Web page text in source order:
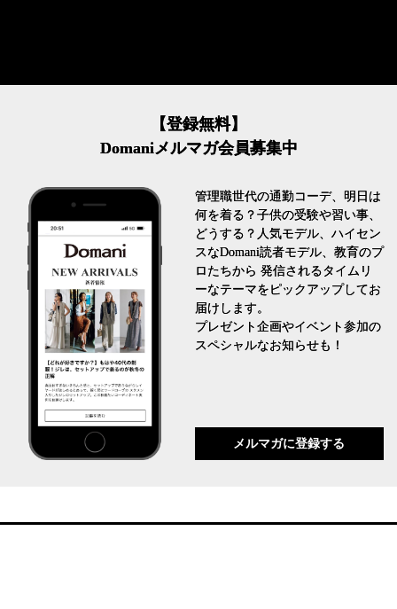
【登録無料】
Domaniメルマガ会員募集中
管理職世代の通勤コーデ、明日は
何を着る？子供の受験や習い事、
どうする？人気モデル、ハイセン
スなDomani読者モデル、教育のプ
ロたちから 発信されるタイムリ
ーなテーマをピックアップしてお
届けします。
プレゼント企画やイベント参加の
スペシャルなお知らせも！
メルマガに登録する